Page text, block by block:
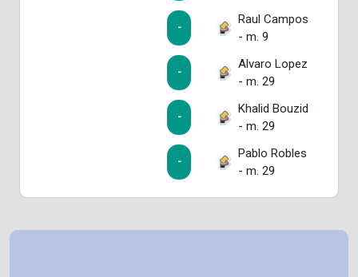
-
Raul Campos
- m. 9
-
Alvaro Lopez
- m. 29
-
Khalid Bouzid
- m. 29
-
Pablo Robles
- m. 29